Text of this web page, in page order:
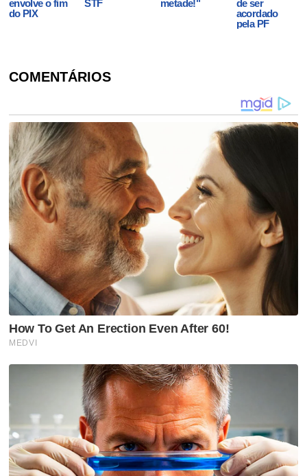
envolve o fim
do PIX
STF metade!"
de ser
acordado
pela PF
COMENTÁRIOS